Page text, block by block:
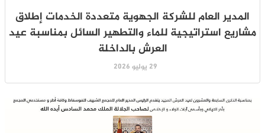
المدير العام للشركة الجهوية متعددة الخدمات إطلاق
مشاريع استراتيجية للماء والتطهير السائل بمناسبة عيد
العرش بالداخلة
29 يوليو 2026